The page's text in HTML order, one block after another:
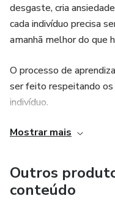
desgaste, cria
cada indivíduo precisa
amanhã melhor do que
O processo de
ser feito respeitando
indivíduo.
A busca pelo
aprendizado: de um
e tenha o desejo em
é ter do outro lado
Mostrar mais
Outros
conteúdo